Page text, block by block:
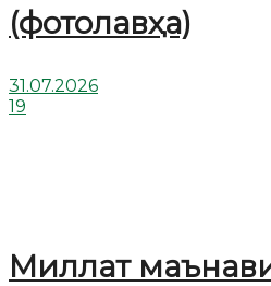
(фотолавҳа)
31.07.2026
19
Миллат